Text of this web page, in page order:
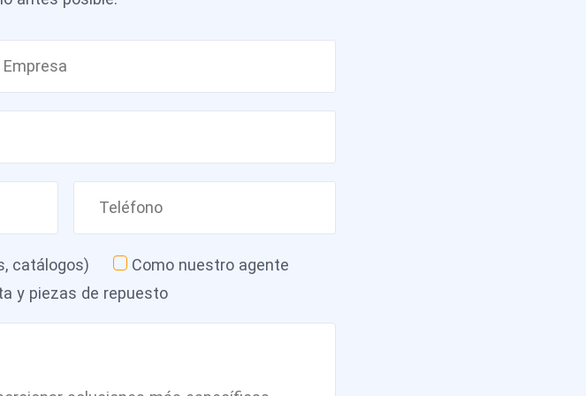
catálogos)
Como nuestro agente
y piezas de repuesto